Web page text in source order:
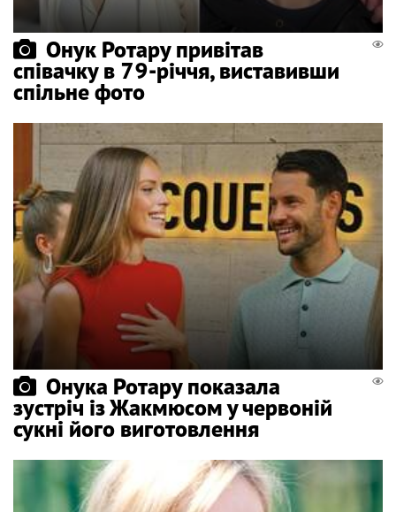
Онук Ротару привітав
співачку в 79-річчя, виставивши
спільне фото
Онука Ротару показала
зустріч із Жакмюсом у червоній
сукні його виготовлення